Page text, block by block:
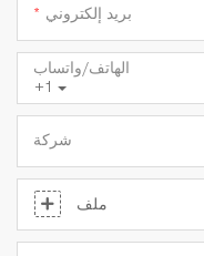
بريد إلكتروني
+1
الهاتف/واتساب
شركة
ملف